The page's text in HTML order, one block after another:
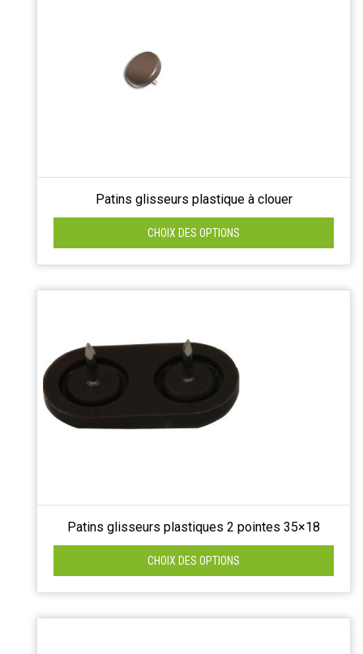
Patins glisseurs plastique à clouer
CHOIX DES OPTIONS
Patins glisseurs plastiques 2 pointes 35×18
CHOIX DES OPTIONS